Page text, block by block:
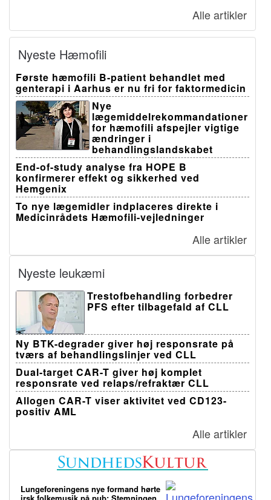
Alle artikler
Nyeste Hæmofili
Første hæmofili B-patient behandlet med
genterapi i Aarhus er nu fri for faktormedicin
Nye
lægemiddelrekommandationer
for hæmofili afspejler vigtige
ændringer i
behandlingslandskabet
End-of-study analyse fra HOPE B
konfirmerer effekt og sikkerhed ved
Hemgenix
To nye lægemidler indplaceres direkte i
Medicinrådets Hæmofili-vejledninger
Alle artikler
Nyeste leukæmi
Trestofbehandling forbedrer
PFS efter tilbagefald af CLL
Ny BTK-degrader giver høj responsrate på
tværs af behandlingslinjer ved CLL
Dual-target CAR-T giver høj komplet
responsrate ved relaps/refraktær CLL
Allogen CAR-T viser aktivitet ved CD123-
positiv AML
Alle artikler
Lungeforeningens nye formand hørte
irsk folkemusik på pub: Stemningen